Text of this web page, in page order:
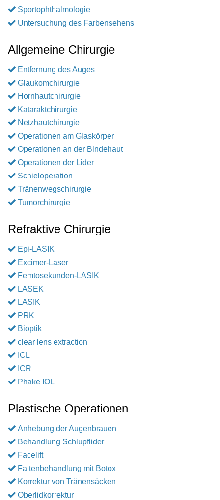
Sportophthalmologie
Untersuchung des Farbensehens
Allgemeine Chirurgie
Entfernung des Auges
Glaukomchirurgie
Hornhautchirurgie
Kataraktchirurgie
Netzhautchirurgie
Operationen am Glaskörper
Operationen an der Bindehaut
Operationen der Lider
Schieloperation
Tränenwegschirurgie
Tumorchirurgie
Refraktive Chirurgie
Epi-LASIK
Excimer-Laser
Femtosekunden-LASIK
LASEK
LASIK
PRK
Bioptik
clear lens extraction
ICL
ICR
Phake IOL
Plastische Operationen
Anhebung der Augenbrauen
Behandlung Schlupflider
Facelift
Faltenbehandlung mit Botox
Korrektur von Tränensäcken
Oberlidkorrektur